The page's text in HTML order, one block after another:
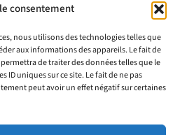
consentement
nous utilisons des technologies telles que
aux informations des appareils. Le fait de
de traiter des données telles que le
uniques sur ce site. Le fait de ne pas
peut avoir un effet négatif sur certaines